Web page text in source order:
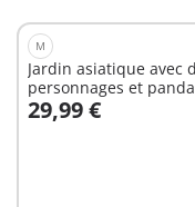
M
Jardin asiatique avec
personnages et
29,99 €
Au panier